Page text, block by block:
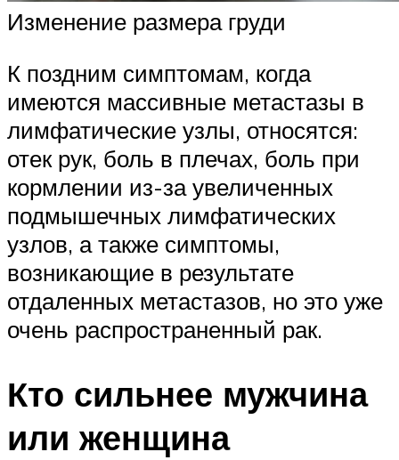
Изменение размера груди
К поздним симптомам, когда
имеются массивные метастазы в
лимфатические узлы, относятся:
отек рук, боль в плечах, боль при
кормлении из-за увеличенных
подмышечных лимфатических
узлов, а также симптомы,
возникающие в результате
отдаленных метастазов, но это уже
очень распространенный рак.
Кто сильнее мужчина
или женщина